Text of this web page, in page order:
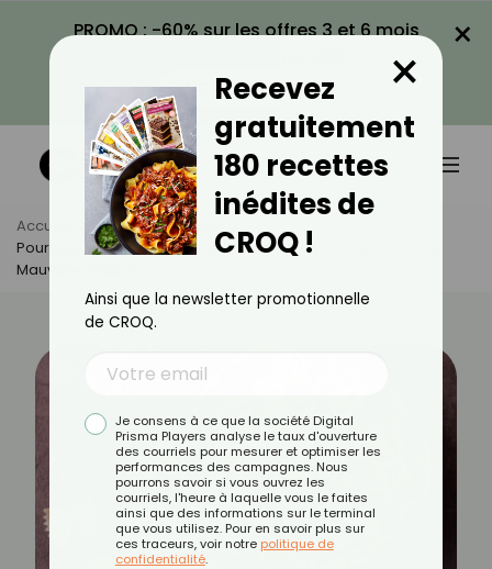
PROMO : -60% sur les offres 3 et 6 mois
VOIR LA PROMO
×
Accueil Actus
Minceur
Pourquoi Éviter Les Féculents Quand On Veut Maigrir Est Une
Mauvaise Idée ?
Recevez
gratuitement
180 recettes
inédites de
CROQ !
×
Ainsi que la newsletter promotionnelle
de CROQ.
Je consens à ce que la société Digital
Prisma Players analyse le taux d'ouverture
des courriels pour mesurer et optimiser les
performances des campagnes. Nous
pourrons savoir si vous ouvrez les
courriels, l'heure à laquelle vous le faites
ainsi que des informations sur le terminal
que vous utilisez. Pour en savoir plus sur
ces traceurs, voir notre politique de
confidentialité.